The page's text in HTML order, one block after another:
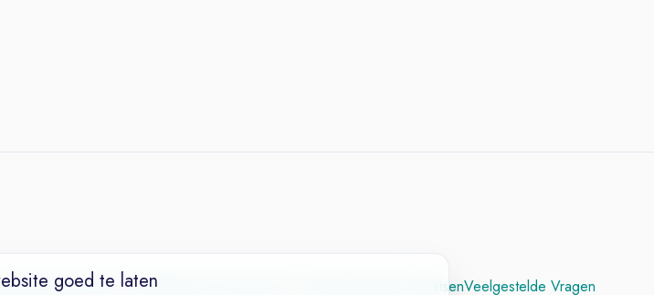
WerkgeversOver OnsMaak een Succesvol CV Vacature PlaatsenVeelgestelde Vragen
goed te laten